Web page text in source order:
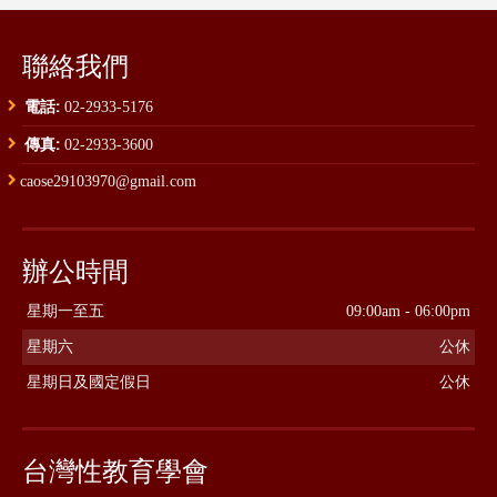
聯絡我們
電話: 02-2933-5176
傳真: 02-2933-3600
caose29103970@gmail.com
辦公時間
星期一至五 09:00am - 06:00pm
星期六 公休
星期日及國定假日 公休
台灣性教育學會